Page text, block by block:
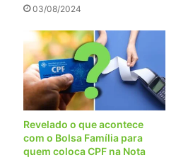
03/08/2024
Revelado o que acontece
com o Bolsa Família para
quem coloca CPF na Nota